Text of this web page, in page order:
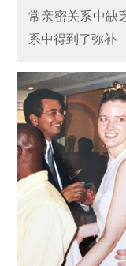
常亲密关系中缺
系中得到了弥补